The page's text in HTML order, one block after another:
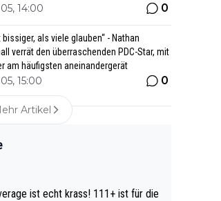
14:00 0
bissiger, als viele glauben“ - Nathan
verrät den überraschenden PDC-Star, mit
am häufigsten aneinandergerät
15:00 0
Artikel
echt krass! 111+ ist für die